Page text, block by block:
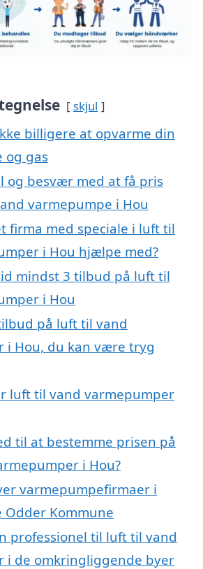
skjul
billigere at opvarme din
og gas
og besvær med at få pris
varmepumpe i Hou
firma med speciale i luft til
i Hou hjælpe med?
mindst 3 tilbud på luft til
i Hou
på luft til vand
i Hou, du kan være tryg
luft til vand varmepumper
til at bestemme prisen på
i Hou?
varmepumpefirmaer i
Odder Kommune
professionel til luft til vand
i de omkringliggende byer